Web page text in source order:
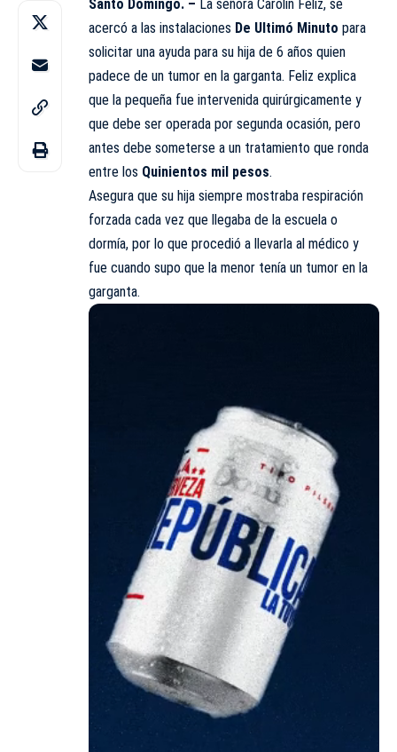
Santo Domingo. – La señora Carolin Feliz, se
acercó a las instalaciones De Ultimó Minuto para
solicitar una ayuda para su hija de 6 años quien
padece de un tumor en la garganta. Feliz explica
que la pequeña fue intervenida quirúrgicamente y
que debe ser operada por segunda ocasión, pero
antes debe someterse a un tratamiento que ronda
entre los Quinientos mil pesos.
Asegura que su hija siempre mostraba respiración
forzada cada vez que llegaba de la escuela o
dormía, por lo que procedió a llevarla al médico y
fue cuando supo que la menor tenía un tumor en la
garganta.